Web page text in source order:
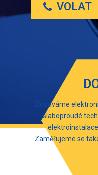
VOLAT
Dodáváme
slaboproudé
Zaměřujeme se